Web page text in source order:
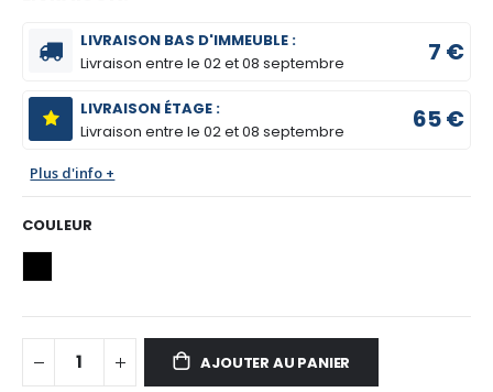
LIVRAISON BAS D'IMMEUBLE :
Livraison entre le02 et 08 septembre 7 €
LIVRAISON ÉTAGE :
Livraison entre le02 et 08 septembre 65 €
Plus d'info +
COULEUR
AJOUTER AU PANIER